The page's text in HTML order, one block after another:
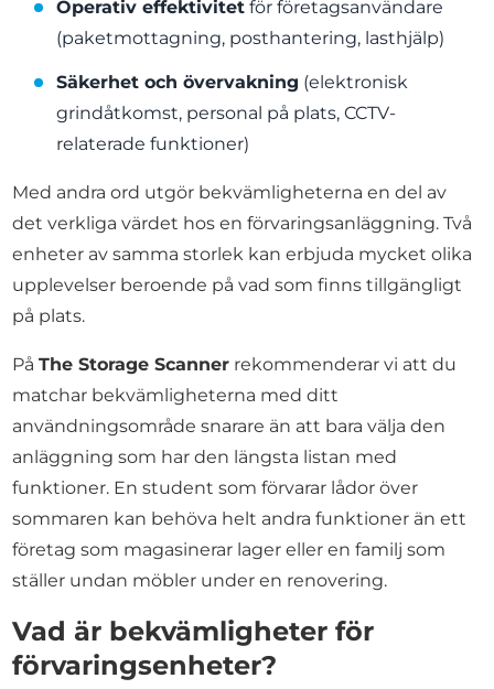
Operativ effektivitet för företagsanvändare
(paketmottagning, posthantering, lasthjälp)
Säkerhet och övervakning (elektronisk
grindåtkomst, personal på plats, CCTV-
relaterade funktioner)
Med andra ord utgör bekvämligheterna en del av
det verkliga värdet hos en förvaringsanläggning. Två
enheter av samma storlek kan erbjuda mycket olika
upplevelser beroende på vad som finns tillgängligt
på plats.
PåThe Storage Scanner rekommenderar vi att du
matchar bekvämligheterna med ditt
användningsområde snarare än att bara välja den
anläggning som har den längsta listan med
funktioner. En student som förvarar lådor över
sommaren kan behöva helt andra funktioner än ett
företag som magasinerar lager eller en familj som
ställer undan möbler under en renovering.
Vad är bekvämligheter för
förvaringsenheter?